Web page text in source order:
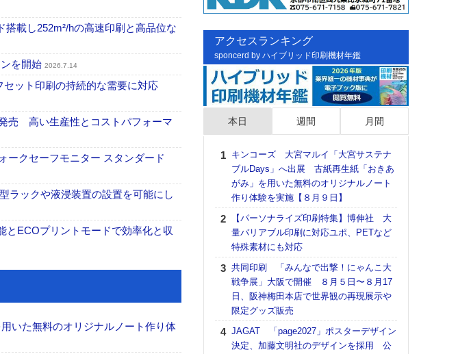
載し252m²/hの高速印刷と高品位な
を開始 2026.7.14
ット印刷の持続的な需要に対応
売 高い生産性とコストパフォーマ
クセーフモニター スタンダード
ックや液浸装置の設置を可能にし
ECOプリントモードで効率化と収
いた無料のオリジナルノート作り体
アクセスランキング
sponcerd by ハイブリッド印刷機材年鑑
本日 週間 月間
キンコーズ 大宮マルイ「大宮サステナ
ブルDays」へ出展 古紙再生紙「おきあ
がみ」を用いた無料のオリジナルノート
作り体験を実施【８月９日】
【パーソナライズ印刷特集】博伸社 大
量バリアブル印刷に対応ユポ、PETなど
特殊素材にも対応
共同印刷 「みんなで出撃！にゃんこ大
戦争展」大阪で開催 ８月５日〜８月17
日、阪神梅田本店で世界観の再現展示や
限定グッズ販売
JAGAT 「page2027」ポスターデザイン
決定、加藤文明社のデザインを採用 公